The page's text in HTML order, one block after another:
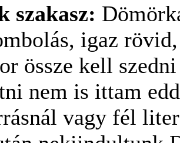
szakasz:
igaz
össze kell
nem is ittam
vagy fél